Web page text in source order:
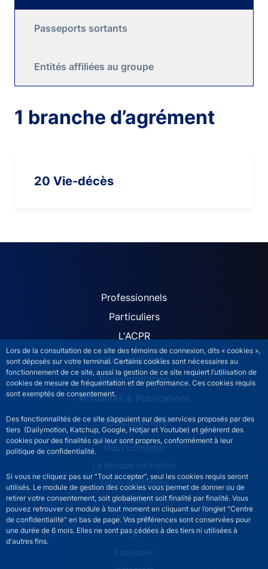
Lors de la consultation de ce site des témoins de connexion, dits « cookies »,
sont déposés sur votre terminal. Certains cookies sont nécessaires au
fonctionnement de ce site, aussi la gestion de ce site requiert l’utilisation de
cookies de mesure de fréquentation et de performance. Ces cookies requis
sont exemptés de consentement.
Des fonctionnalités de ce site s’appuient sur des services proposés par des
tiers (Dailymotion, Katchup, Google, Hotjar et Youtube) et génèrent des
cookies pour des finalités qui leur sont propres, conformément à leur
politique de confidentialité.
Si vous ne cliquez pas sur "Tout accepter", seul les cookies requis seront
utilisés. Le module de gestion des cookies vous permet de donner ou de
retirer votre consentement, soit globalement soit finalité par finalité. Vous
pouvez retrouver ce module à tout moment en cliquant sur l’onglet "Centre
de confidentialité" en bas de page. Vos préférences sont conservées pour
une durée de 6 mois. Elles ne sont pas cédées à des tiers ni utilisées à
d'autres fins.
Passeports sortants
Entités affiliées au groupe
1 branche d’agrément
20 Vie-décès
ACPR site navigation
Professionnels
Particuliers
L'ACPR
Nos missions
Réglementation
Actualités & Publications
Nous rejoindre
ACPR footer secondary menu (French)
Nous contacter
La Banque de France
Autres institutions
LinkedIn
YouTube
X
Facebook